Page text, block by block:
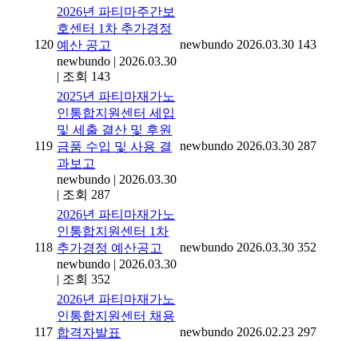
120
2026년 파티마주간보
호센터 1차 추가경정
예산 공고
newbundo | 2026.03.30
| 조회 143
newbundo 2026.03.30 143
119
2025년 파티마재가노
인통합지원센터 세입
및 세출 결산 및 후원
금품 수입 및 사용 결
과보고
newbundo | 2026.03.30
| 조회 287
newbundo 2026.03.30 287
118
2026년 파티마재가노
인통합지원센터 1차
추가경정 예산공고
newbundo | 2026.03.30
| 조회 352
newbundo 2026.03.30 352
117
2026년 파티마재가노
인통합지원센터 채용
합격자발표
newbundo 2026.02.23 297